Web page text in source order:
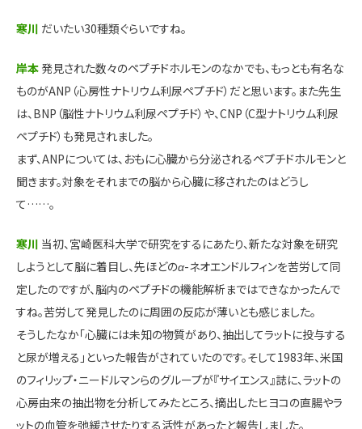
寒川 だいたい30種類ぐらいですね。
岸本 発見された数々のペプチドホルモンのなかでも、もっとも有名な
ものがANP（心房性ナトリウム利尿ペプチド）だと思います。また先生
は、BNP（脳性ナトリウム利尿ペプチド）や、CNP（C型ナトリウム利尿
ペプチド）も発見されました。
まず、ANPについては、おもに心臓から分泌されるペプチドホルモンと
聞きます。対象をそれまでの脳から心臓に移されたのはどうし
て……。
寒川 当初、宮崎医科大学で研究をするにあたり、新たな対象を研究
しようとして脳に着目し、先ほどのα-ネオエンドルフィンを苦労して同
定したのですが、脳内のペプチドの機能解析まではできなかったんで
すね。苦労して発見したのに周囲の反応が薄いとも感じました。
そうしたなか「心臓には未知の物質があり、抽出してラットに投与する
と尿が増える」といった報告がされていたのです。そして1983年、米国
のフィリップ・ニードルマンらのグループが『サイエンス』誌に、ラットの
心房由来の抽出物を分析してみたところ、摘出したヒヨコの直腸やラ
ットの血管を弛緩させたりする活性があったと報告しました。